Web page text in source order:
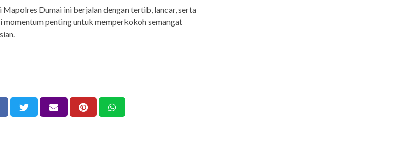
Dumai ini berjalan dengan tertib, lancar, serta
momentum penting untuk memperkokoh semangat